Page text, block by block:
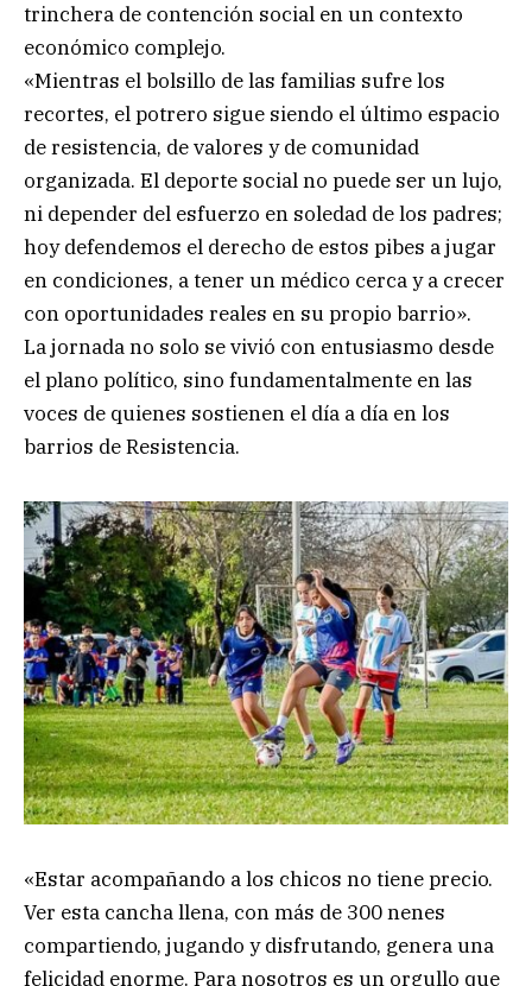
trinchera de contención social en un contexto
económico complejo.
«Mientras el bolsillo de las familias sufre los
recortes, el potrero sigue siendo el último espacio
de resistencia, de valores y de comunidad
organizada. El deporte social no puede ser un lujo,
ni depender del esfuerzo en soledad de los padres;
hoy defendemos el derecho de estos pibes a jugar
en condiciones, a tener un médico cerca y a crecer
con oportunidades reales en su propio barrio».
La jornada no solo se vivió con entusiasmo desde
el plano político, sino fundamentalmente en las
voces de quienes sostienen el día a día en los
barrios de Resistencia.
«Estar acompañando a los chicos no tiene precio.
Ver esta cancha llena, con más de 300 nenes
compartiendo, jugando y disfrutando, genera una
felicidad enorme. Para nosotros es un orgullo que